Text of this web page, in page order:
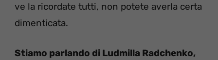
ve la ricordate tutti, non potete averla certa
dimenticata.
Stiamo parlando di Ludmilla Radchenko,